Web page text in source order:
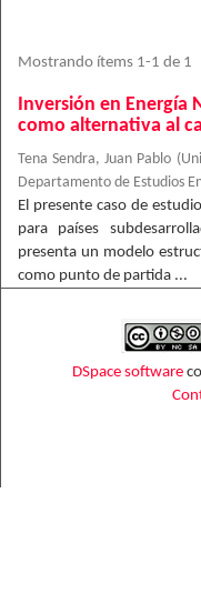
Mostrando ítems 1-1 de 1
Inversión en Energía
como alternativa al
Tena Sendra, Juan Pablo (
Departamento de Estudios
El presente caso de
para países
presenta un modelo
como punto de partida ...
DSpace software